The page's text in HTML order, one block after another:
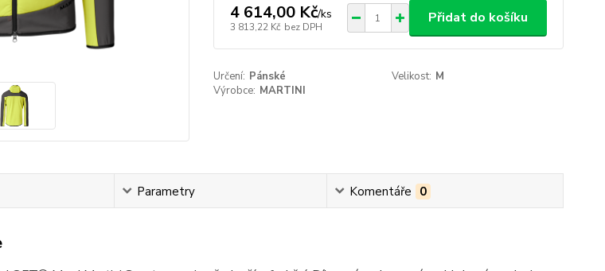
4 614,00 Kč/ks
3 813,22 Kč bez DPH
Přidat do košíku
Určení: Pánské Velikost: M
Výrobce: MARTINI
Parametry Komentáře 0